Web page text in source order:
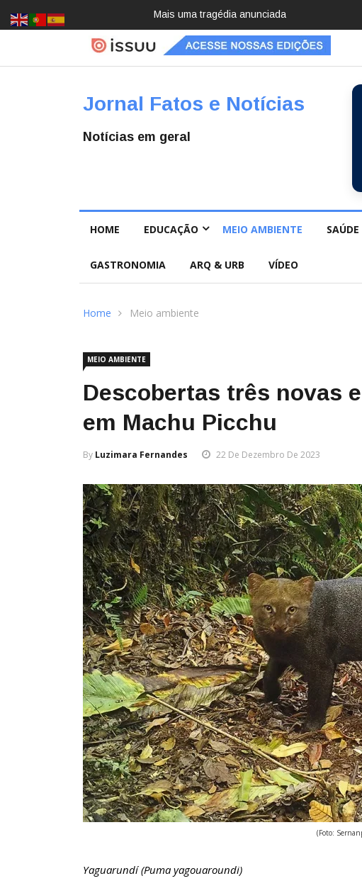
Pai e filho
Jornal Fatos e Notícias
Notícias em geral
HOME EDUCAÇÃO MEIO AMBIENTE SAÚDE
GASTRONOMIA ARQ & URB VÍDEO
Home Meio ambiente
MEIO AMBIENTE
Descobertas três novas
em Machu Picchu
By Luzimara Fernandes 22 De Dezembro De 2023
(Foto:
Yaguarundí (Puma yagouaroundi)